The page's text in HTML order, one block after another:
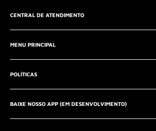
CENTRAL DE ATENDIMENTO
SAC (Serviço de Atendimento ao Consumidor)
E-mail:contato@seucontato.com.br
Telefone:41 8761-7286
MENU PRINCIPAL
Início
Catálogo
Entrar em contato
QUEM SOMOS?
POLÍTICAS
Aviso Legal
Política de Privacidade
Política de Reembolso
BAIXE NOSSO APP (EM DESENVOLVIMENTO)